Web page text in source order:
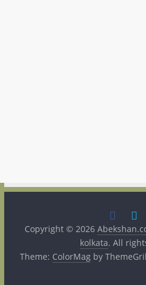
Copyright © 2026
kolkata. All
Theme: ColorMagby